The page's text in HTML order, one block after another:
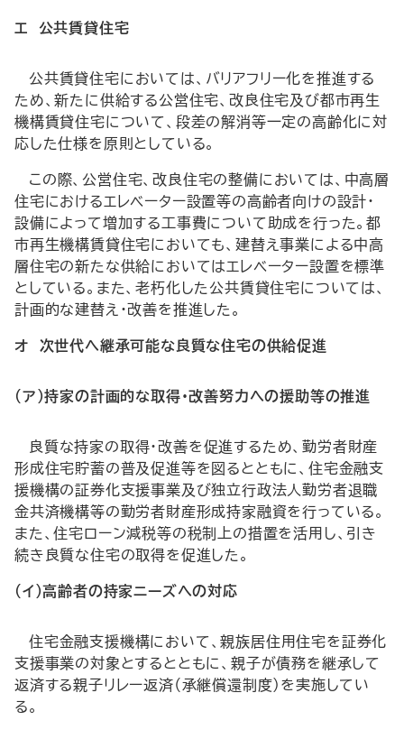
エ 公共賃貸住宅
公共賃貸住宅においては、バリアフリー化を推進する
ため、新たに供給する公営住宅、改良住宅及び都市再生
機構賃貸住宅について、段差の解消等一定の高齢化に対
応した仕様を原則としている。
この際、公営住宅、改良住宅の整備においては、中高層
住宅におけるエレベーター設置等の高齢者向けの設計・
設備によって増加する工事費について助成を行った。都
市再生機構賃貸住宅においても、建替え事業による中高
層住宅の新たな供給においてはエレベーター設置を標準
としている。また、老朽化した公共賃貸住宅については、
計画的な建替え・改善を推進した。
オ 次世代へ継承可能な良質な住宅の供給促進
（ア）持家の計画的な取得・改善努力への援助等の推進
良質な持家の取得・改善を促進するため、勤労者財産
形成住宅貯蓄の普及促進等を図るとともに、住宅金融支
援機構の証券化支援事業及び独立行政法人勤労者退職
金共済機構等の勤労者財産形成持家融資を行っている。
また、住宅ローン減税等の税制上の措置を活用し、引き
続き良質な住宅の取得を促進した。
（イ）高齢者の持家ニーズへの対応
住宅金融支援機構において、親族居住用住宅を証券化
支援事業の対象とするとともに、親子が債務を継承して
返済する親子リレー返済（承継償還制度）を実施してい
る。